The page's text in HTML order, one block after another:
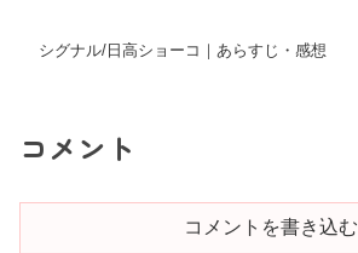
シグナル/日高ショーコ｜あらすじ・感想
コメント
コメントを書き込む